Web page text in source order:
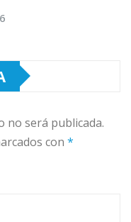
no será publicada.
con *